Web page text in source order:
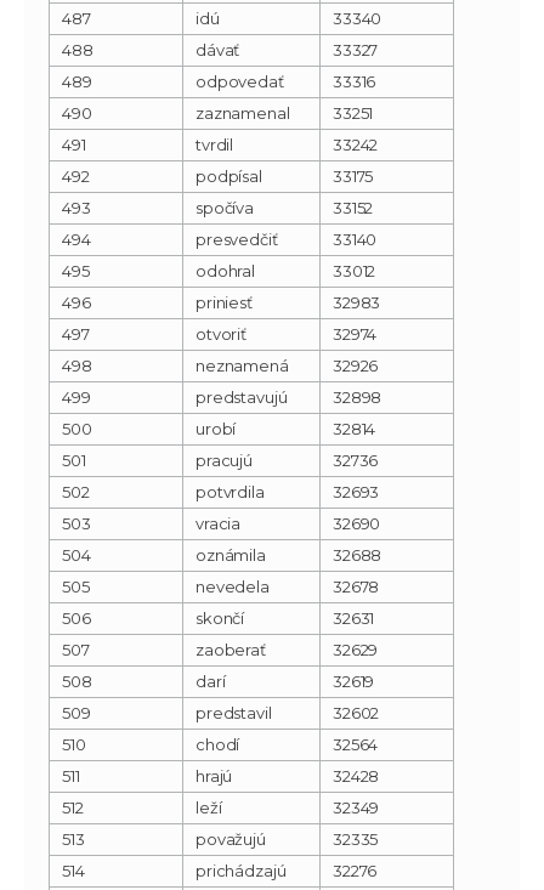
487
idú
33340
488
dávať
33327
489
odpovedať
33316
490
zaznamenal
33251
491
tvrdil
33242
492
podpísal
33175
493
spočíva
33152
494
presvedčiť
33140
495
odohral
33012
496
priniesť
32983
497
otvoriť
32974
498
neznamená
32926
499
predstavujú
32898
500
urobí
32814
501
pracujú
32736
502
potvrdila
32693
503
vracia
32690
504
oznámila
32688
505
nevedela
32678
506
skončí
32631
507
zaoberať
32629
508
darí
32619
509
predstavil
32602
510
chodí
32564
511
hrajú
32428
512
leží
32349
513
považujú
32335
514
prichádzajú
32276